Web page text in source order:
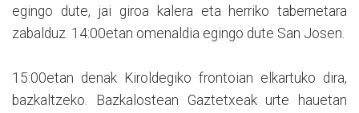
egingo dute, jai giroa kalera eta herriko tabernetara
zabalduz. 14:00etan omenaldia egingo dute San Josen.
15:00etan denak Kiroldegiko frontoian elkartuko dira,
bazkaltzeko. Bazkalostean Gaztetxeak urte hauetan